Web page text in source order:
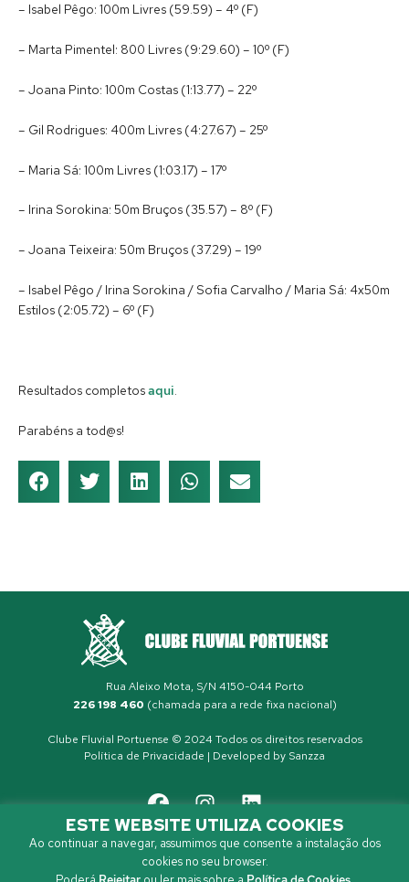
– Isabel Pêgo: 100m Livres (59.59) – 4º (F)
– Marta Pimentel: 800 Livres (9:29.60) – 10º (F)
– Joana Pinto: 100m Costas (1:13.77) – 22º
– Gil Rodrigues: 400m Livres (4:27.67) – 25º
– Maria Sá: 100m Livres (1:03.17) – 17º
– Irina Sorokina: 50m Bruços (35.57) – 8º (F)
– Joana Teixeira: 50m Bruços (37.29) – 19º
– Isabel Pêgo / Irina Sorokina / Sofia Carvalho / Maria Sá: 4x50m
Estilos (2:05.72) – 6º (F)
Resultados completosaqui.
Parabéns a tod@s!
Rua Aleixo Mota, S/N 4150-044 Porto
226 198 460 (chamada para a rede fixa nacional)
Clube Fluvial Portuense © 2024 Todos os direitos reservados
Política de Privacidade | Developed by Sanzza
ESTE WEBSITE UTILIZA COOKIES
Ao continuar a navegar, assumimos que consente a instalação dos
cookies no seu browser.